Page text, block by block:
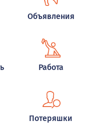
Объявления
Работа
Потеряшки